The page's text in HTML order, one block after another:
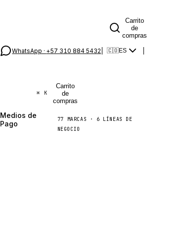
Carrito
de
compras
WhatsApp · +57 310 884 5432 🇨🇴ES
⌘ K
Carrito
de
compras
Medios de
Pago
77 MARCAS · 6
LÍNEAS DE
NEGOCIO